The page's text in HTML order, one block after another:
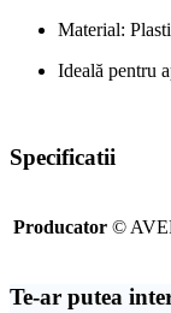
Material:
Ideală pentru
Specificatii
Producator ©
Te-ar putea